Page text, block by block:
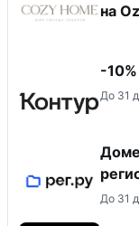
на
-
До 31
До 31